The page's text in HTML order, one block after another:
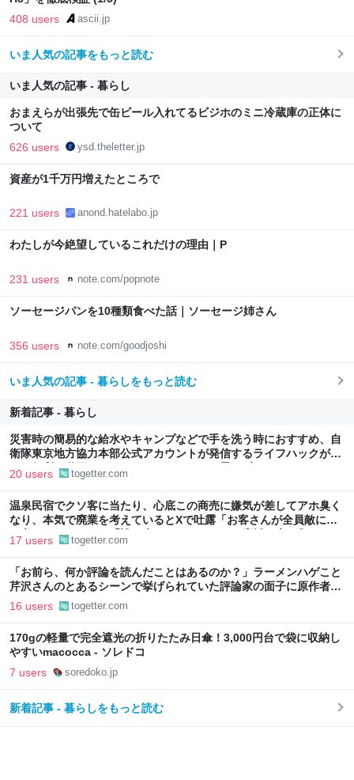
408 users ascii.jp
いま人気の記事をもっと読む
いま人気の記事 - 暮らし
おまえらが出張先で缶ビール入れてるビジホのミニ冷蔵庫の正体に
ついて
626 users ysd.theletter.jp
資産が1千万円増えたところで
221 users anond.hatelabo.jp
わたしが今絶望しているこれだけの理由｜P
231 users note.com/popnote
ソーセージパンを10種類食べた話｜ソーセージ姉さん
356 users note.com/goodjoshi
いま人気の記事 - 暮らしをもっと読む
新着記事 - 暮らし
災害時の簡易的な給水やキャンプなどで手を洗う時におすすめ、自
衛隊東京地方協力本部公式アカウントが発信するライフハックがか
なり便利…動画にはしっかりオチもついて思わずクスリ
20 users togetter.com
温泉民宿でクソ客に当たり、心底この商売に嫌気が差してアホ臭く
なり、本気で廃業を考えているとXで吐露「お客さんが全員敵にし
か考えられません」「誰も来てほしくない」→応援の声が集まる
17 users togetter.com
「お前ら、何か評論を読んだことはあるのか？」ラーメンハゲこと
芹沢さんのとあるシーンで挙げられていた評論家の面子に原作者の
経歴が反映されていた
16 users togetter.com
170gの軽量で完全遮光の折りたたみ日傘！3,000円台で袋に収納し
やすいmacocca - ソレドコ
7 users soredoko.jp
新着記事 - 暮らしをもっと読む